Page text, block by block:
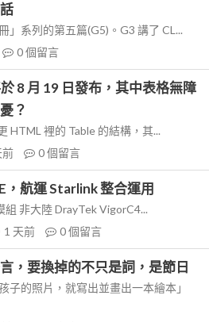
」系列的第五篇(G5)。G3 講了 CL...
0個留言
8 月 19 日發布，其中表格無障
？
HTML 裡的 Table 的結構，其...
前 0個留言
，航運 Starlink 整合運用
非大陸 DrayTek VigorC4...
1 天前 0個留言
，要換掉的不只是詞，是節日
子的照片，就寫出並畫出一本繪本」